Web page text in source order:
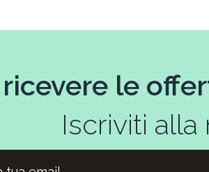
le
Iscriviti